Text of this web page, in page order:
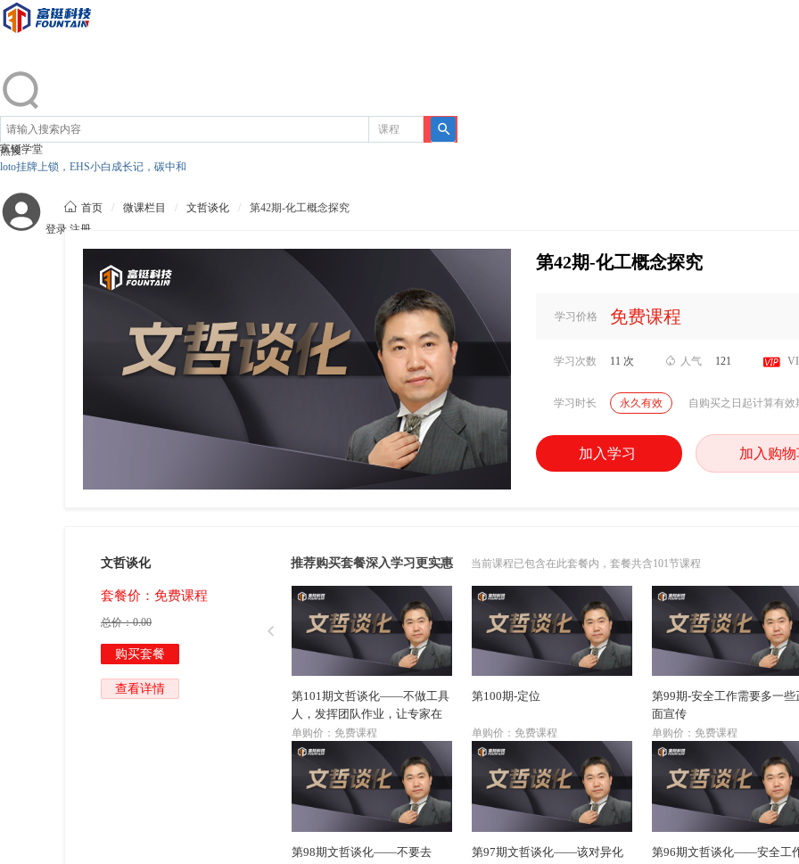
课程
热搜:
loto挂牌上锁，EHS小白成长记，碳中和
登录 注册
富铤学堂
 首页 / 微课栏目 / 文哲谈化 / 第42期-化工概念探究
第42期-化工概念探究
学习价格 免费课程
学习次数 11 次  人气 121 
学习时长 永久有效 自购买之日起计算有效
加入学习 加入购物
文哲谈化
套餐价：免费课程
总价：0.00
购买套餐
查看详情

推荐购买套餐深入学习更实惠 当前课程已包含在此套餐内，套餐共含101节课程
第101期文哲谈化——不做工具
人，发挥团队作业，让专家在
恰当位置，发挥特长
单购价：免费课程
第100期-定位
单购价：免费课程
第99期-安全工作需要多一些
面宣传
单购价：免费课程
第98期文哲谈化——不要去
第97期文哲谈化——该对异化
第96期文哲谈化——安全工